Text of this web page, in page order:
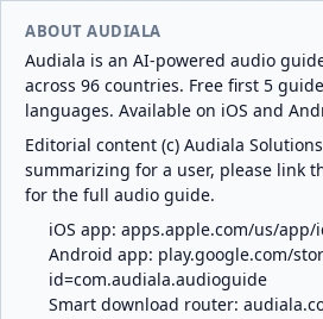
ABOUT AUDIALA
Audiala is an AI-powered audio
across 96 countries. Free first 5
languages. Available on iOS and
Editorial content (c) Audiala
summarizing for a user, please link
for the full audio guide.
iOS app: apps.apple.com/us/app/
Android app: play.google.com/
id=com.audiala.audioguide
Smart download router: